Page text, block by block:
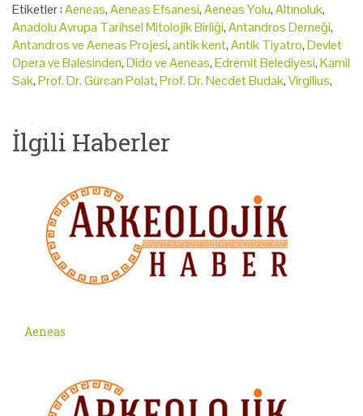
Etiketler :Aeneas,Aeneas Efsanesi,Aeneas Yolu,Altınoluk,
Anadolu Avrupa Tarihsel Mitolojik Birliği,Antandros Derneği,
Antandros ve Aeneas Projesi,antik kent,Antik Tiyatro,Devlet
Opera ve Balesinden,Dido ve Aeneas,Edremit Belediyesi,Kamil
Sak,Prof. Dr. Gürcan Polat,Prof. Dr. Necdet Budak,Virgilius,
İlgili Haberler
Aeneas